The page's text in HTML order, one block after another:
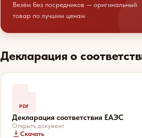
Везём без посредников — оригинальный
товар по лучшим ценам
Декларация о
PDF
Декларация соответствия ЕАЭС
Открыть документ
Скачать